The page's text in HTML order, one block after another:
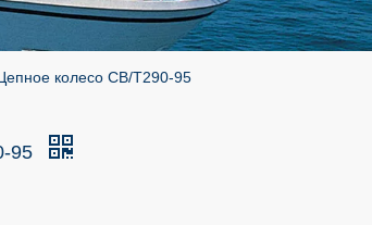
колесо CB/T290-95
95